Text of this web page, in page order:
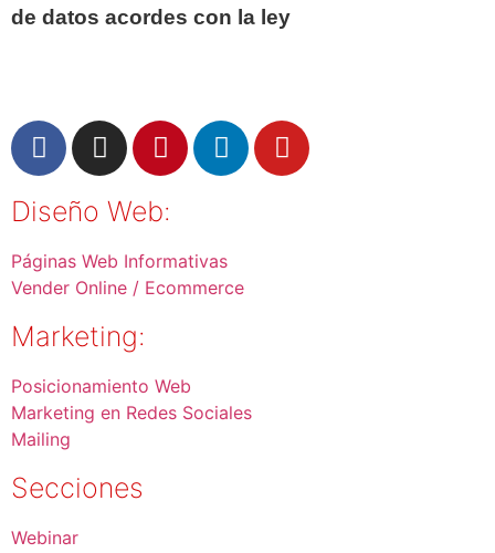
de datos acordes con la ley
Diseño Web:
Páginas Web Informativas
Vender Online / Ecommerce
Marketing:
Posicionamiento Web
Marketing en Redes Sociales
Mailing
Secciones
Webinar